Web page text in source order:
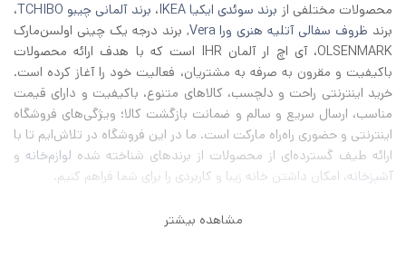
محصولات مختلفی از برند سوئدی ایکیا IKEA ، برند آلمانی چیبو TCHIBO
،
برند ظروف سفالی آتلیه هنری ورا Vera
, برند درجه یک چینی اولسن‌مارک
OLSENMARK، آی اچ‌ ار آلمان IHR است که با هدف ارائه محصولات
باکیفیت و مقرون به صرفه به مشتریان، فعالیت خود را آغاز کرده است.
خرید اینترنتی راحت و دلچسب، کالاهای متنوع، باکیفیت و دارای قیمت
مناسب، ارسال سریع و سالم و ضمانت بازگشت کالا؛ ویژگی‌های فروشگاه
اینترنتی و حضوری راه‌راه مارکت است. ما در این فروشگاه در تلاش‌ایم تا با
ارائه طیف گسترده‌ای از محصولات از برند‌های شناخته شده لوازم‌خانه و
آشپزخانه، امکان داشتن خانه زیبا و کاربردی را برای شما فراهم کنیم.
مشاهده بیشتر